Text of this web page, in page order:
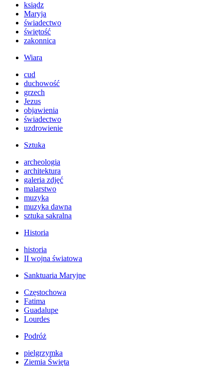
ksiądz
Maryja
świadectwo
świętość
zakonnica
Wiara
cud
duchowość
grzech
Jezus
objawienia
świadectwo
uzdrowienie
Sztuka
archeologia
architektura
galeria zdjęć
malarstwo
muzyka
muzyka dawna
sztuka sakralna
Historia
historia
II wojna światowa
Sanktuaria Maryjne
Częstochowa
Fatima
Guadalupe
Lourdes
Podróż
pielgrzymka
Ziemia Święta